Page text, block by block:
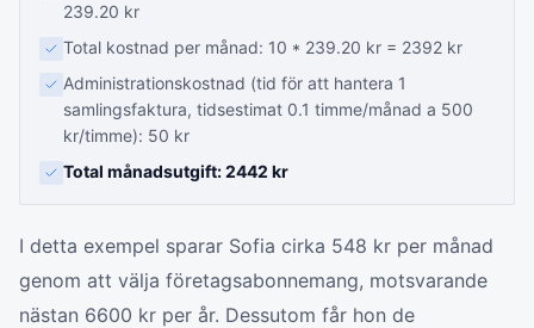
239.20 kr
Total kostnad per månad: 10 * 239.20 kr = 2392 kr
Administrationskostnad (tid för att hantera 1
samlingsfaktura, tidsestimat 0.1 timme/månad a 500
kr/timme): 50 kr
Total månadsutgift: 2442 kr
I detta exempel sparar Sofia cirka 548 kr per månad
genom att välja företagsabonnemang, motsvarande
nästan 6600 kr per år. Dessutom får hon de